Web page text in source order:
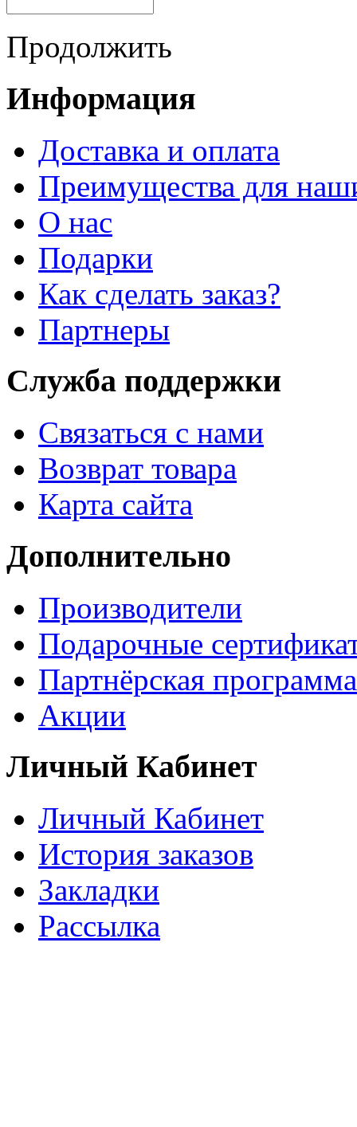
Продолжить
Информация
Доставка и оплата
Преимущества для
О нас
Подарки
Как сделать заказ?
Партнеры
Служба поддержки
Связаться с нами
Возврат товара
Карта сайта
Дополнительно
Производители
Подарочные
Партнёрская программа
Акции
Личный Кабинет
Личный Кабинет
История заказов
Закладки
Рассылка